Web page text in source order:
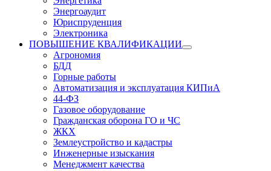
Энергоаудит
Юриспруденция
Электроника
ПОВЫШЕНИЕ КВАЛИФИКАЦИИ
Агрономия
БДД
Горные работы
Автоматизация и эксплуатация КИПиА
44-ФЗ
Газовое оборудование
Гражданская оборона ГО и ЧС
ЖКХ
Землеустройство и кадастры
Инженерные изыскания
Менеджмент качества